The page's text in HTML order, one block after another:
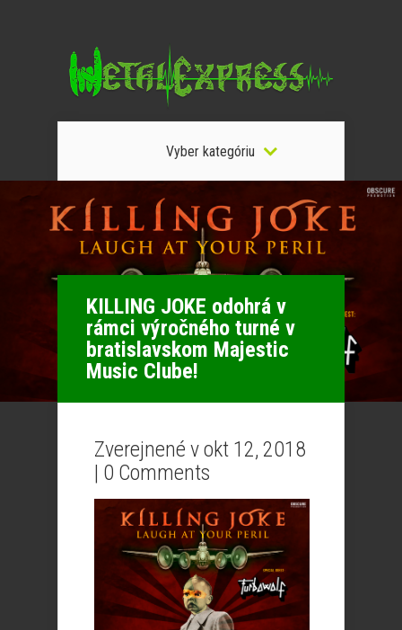
Vyber kategóriu
KILLING JOKE odohrá v
rámci výročného turné v
bratislavskom Majestic
Music Clube!
Zverejnené v okt 12, 2018
| 0 Comments